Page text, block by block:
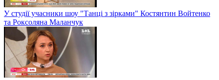
У студії учасники шоу "Танці з зірками" Костянтин Войтенко
та Роксоляна Маланчук